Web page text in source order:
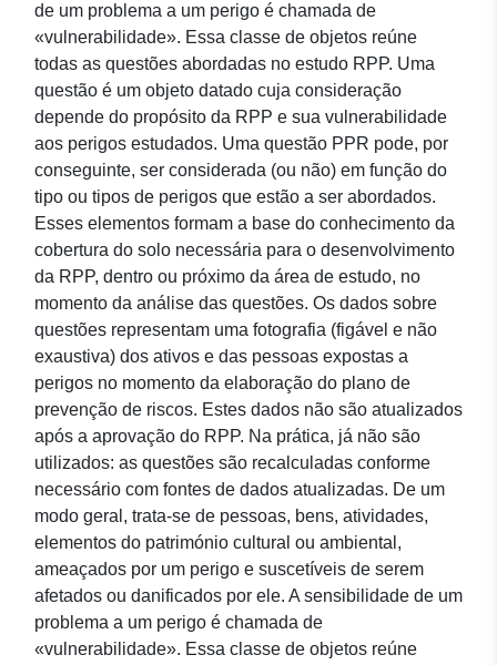
de um problema a um perigo é chamada de
«vulnerabilidade». Essa classe de objetos reúne
todas as questões abordadas no estudo RPP. Uma
questão é um objeto datado cuja consideração
depende do propósito da RPP e sua vulnerabilidade
aos perigos estudados. Uma questão PPR pode, por
conseguinte, ser considerada (ou não) em função do
tipo ou tipos de perigos que estão a ser abordados.
Esses elementos formam a base do conhecimento da
cobertura do solo necessária para o desenvolvimento
da RPP, dentro ou próximo da área de estudo, no
momento da análise das questões. Os dados sobre
questões representam uma fotografia (figável e não
exaustiva) dos ativos e das pessoas expostas a
perigos no momento da elaboração do plano de
prevenção de riscos. Estes dados não são atualizados
após a aprovação do RPP. Na prática, já não são
utilizados: as questões são recalculadas conforme
necessário com fontes de dados atualizadas. De um
modo geral, trata-se de pessoas, bens, atividades,
elementos do património cultural ou ambiental,
ameaçados por um perigo e suscetíveis de serem
afetados ou danificados por ele. A sensibilidade de um
problema a um perigo é chamada de
«vulnerabilidade». Essa classe de objetos reúne